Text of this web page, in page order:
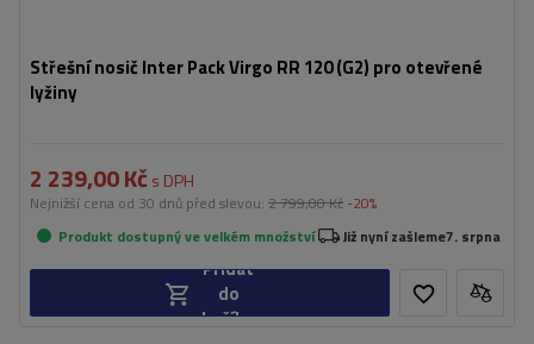
Střešní nosič Inter Pack Virgo RR 120 (G2) pro otevřené
lyžiny
2 239,00 Kč s DPH
Nejnižší cena od 30 dnů před slevou: 2 799,00 Kč -20%
Produkt dostupný ve velkém množství
Již nyní zašleme7. srpna
Přidat
do
košíku